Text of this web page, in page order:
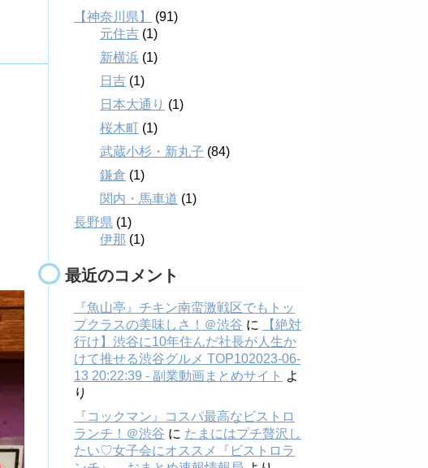
【神奈川県】
(91)
元住吉 (1)
新横浜 (1)
日吉 (1)
日本大通り (1)
桜木町 (1)
武蔵小杉・新丸子 (84)
鎌倉 (1)
関内・馬車道 (1)
長野県 (1)
伊那 (1)
最近のコメント
『魚山亭』チキン南蛮激戦区でもトッ
プクラスの美味しさ！＠渋谷 に
【絶対
行け】渋谷に10年住んだ社長が人生か
けて推せる渋谷グルメ TOP102023-06-
13 20:22:39 - 副業動画まとめサイト よ
り
『コックマン』コスパ最高なビストロ
ランチ！＠渋谷 に たまにはプチ贅沢し
たい♡女子会にオススメ『ビストロラ